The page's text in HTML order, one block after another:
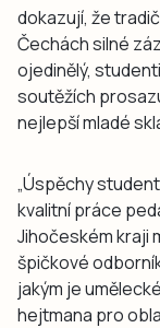
dokazují, že
Čechách silné
ojedinělý,
soutěžích
nejlepší mladé
„Úspěchy
kvalitní práce
Jihočeském kraji
špičkové
jakým je
hejtmana pro